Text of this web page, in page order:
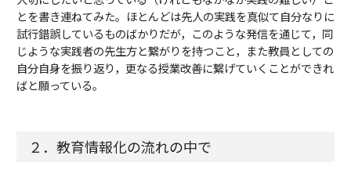
とを書き連ねてみた。ほとんどは先人の実践を真似て自分なりに
試行錯誤しているものばかりだが，このような発信を通じて，同
じような実践者の先生方と繋がりを持つこと，また教員としての
自分自身を振り返り，更なる授業改善に繋げていくことができれ
ばと願っている。
２．教育情報化の流れの中で